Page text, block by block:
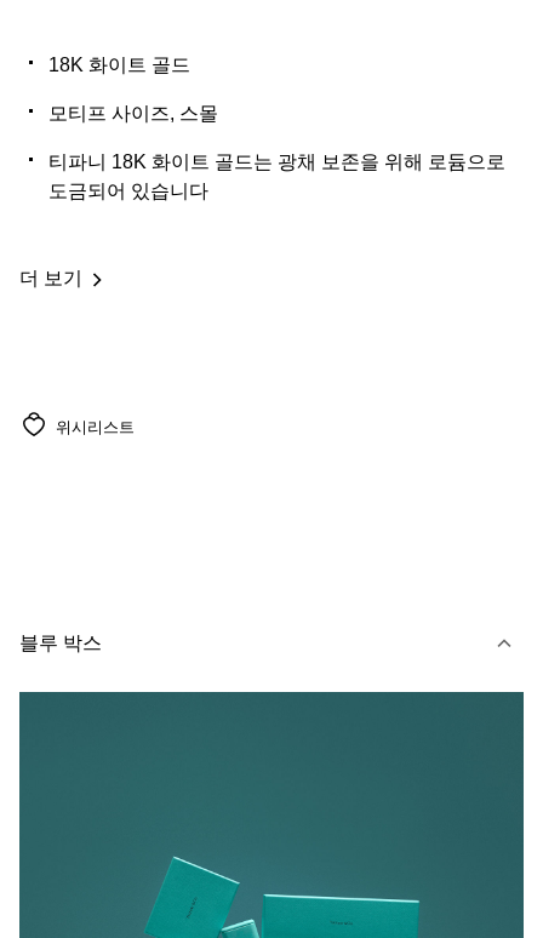
18K 화이트 골드
모티프 사이즈, 스몰
티파니 18K 화이트 골드는 광채 보존을 위해 로듐으로
도금되어 있습니다
더 보기
위시리스트
블루 박스